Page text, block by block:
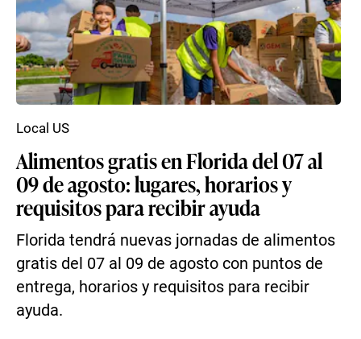
Alimentos gratis en Florida del 07 al
09 de agosto: lugares, horarios y
requisitos para recibir ayuda
Florida tendrá nuevas jornadas de alimentos
gratis del 07 al 09 de agosto con puntos de
entrega, horarios y requisitos para recibir
ayuda.
Local US